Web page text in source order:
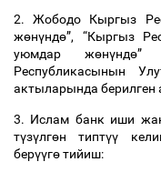
2.Жободо Кыргыз
жөнүндө”, “Кыргыз
уюмдар
жөнүндө”
Республикасынын
актыларында берилген
3. Ислам банк иши
түзүлгөн типтүү
берүүгөтийиш: